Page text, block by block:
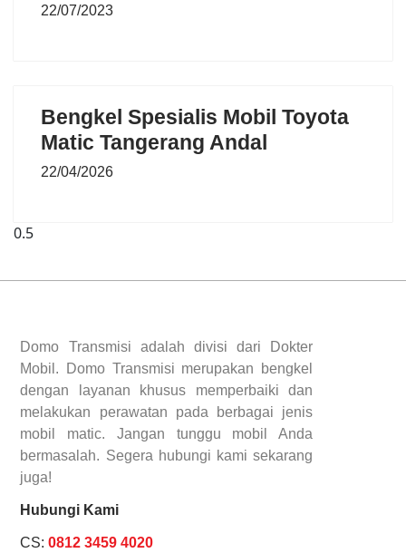
22/07/2023
Bengkel Spesialis Mobil Toyota
Matic Tangerang Andal
22/04/2026
Domo Transmisi adalah divisi dari Dokter
Mobil. Domo Transmisi merupakan bengkel
dengan layanan khusus memperbaiki dan
melakukan perawatan pada berbagai jenis
mobil matic. Jangan tunggu mobil Anda
bermasalah. Segera hubungi kami sekarang
juga!
Hubungi Kami
CS:0812 3459 4020